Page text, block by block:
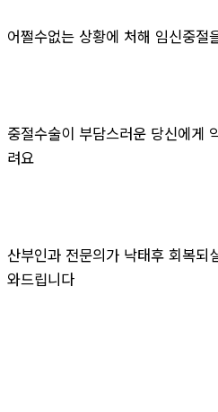
어쩔수없는 상황에 처해 임신중절
중절수술이 부담스러운 당신에게
려요
산부인과 전문의가 낙태후 회복되
와드립니다